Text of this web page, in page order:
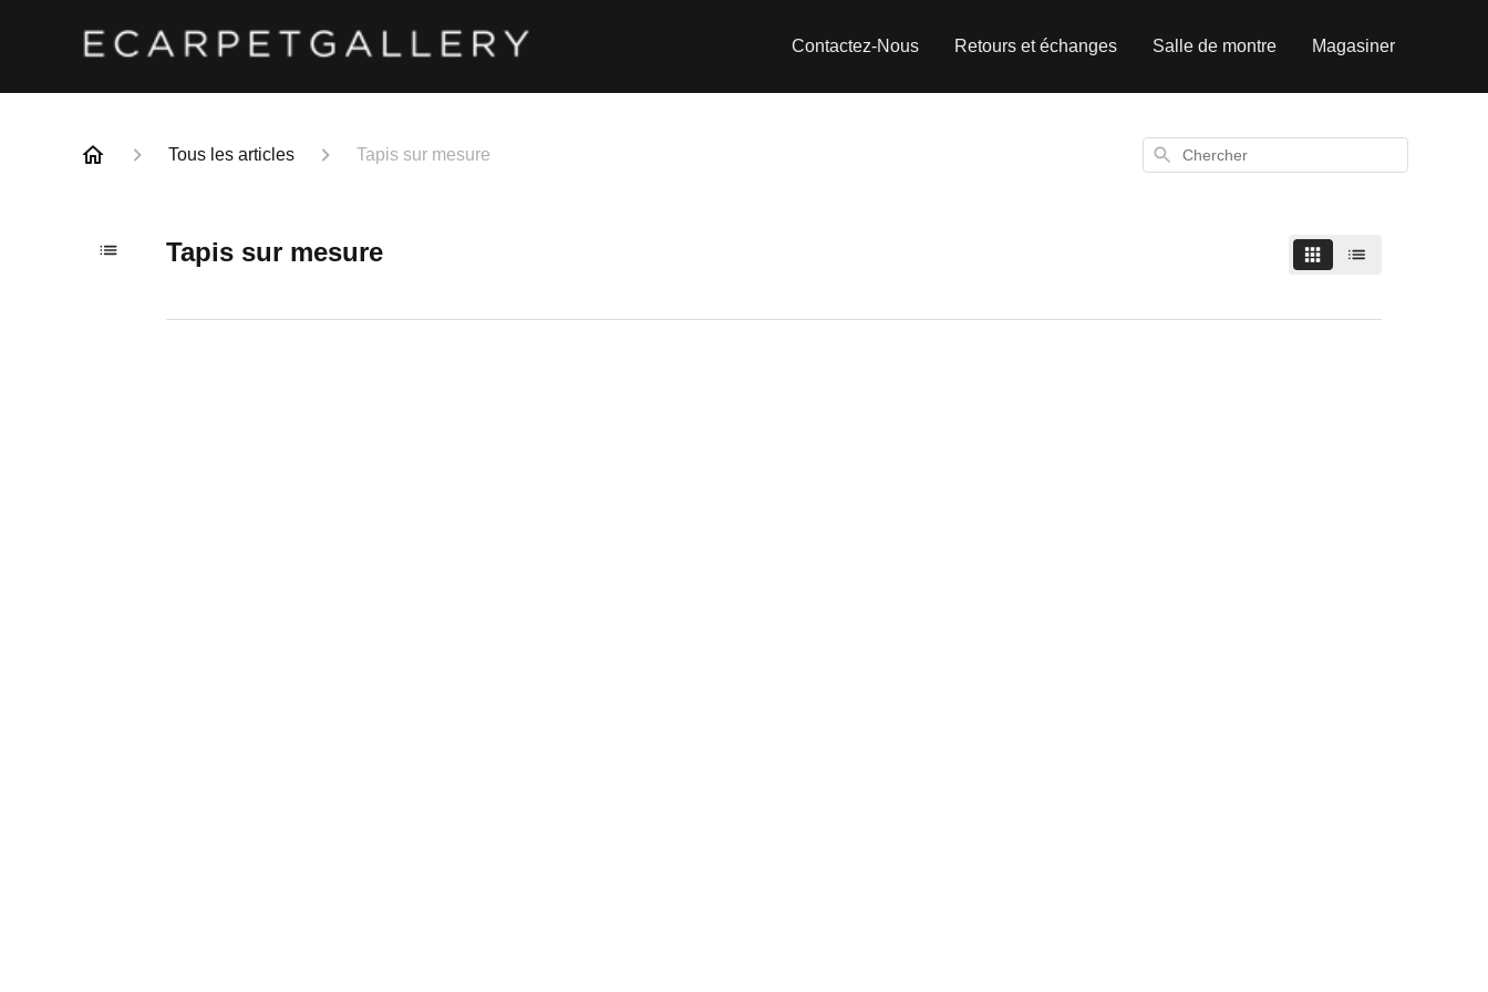
Contactez-Nous Retours et échanges Salle de montre Magasiner
Tous les articles Tapis sur mesure Chercher
Tapis sur mesure